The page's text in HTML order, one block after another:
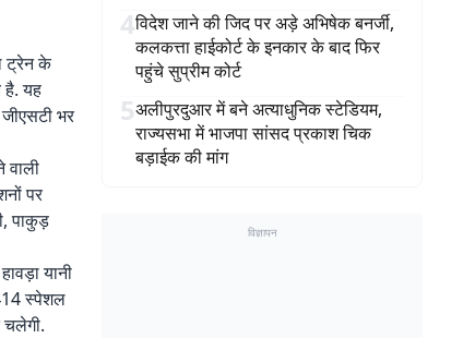
ट्रेन के
है. यह
भर
वाली
पर
पाकुड़
यानी
स्पेशल
4विदेश जाने की जिद पर अड़े अभिषेक बनर्जी,
कलकत्ता हाईकोर्ट के इनकार के बाद फिर
पहुंचे सुप्रीम कोर्ट
5अलीपुरदुआर में बने अत्याधुनिक स्टेडियम,
राज्यसभा में भाजपा सांसद प्रकाश चिक
बड़ाईक की मांग
विज्ञापन